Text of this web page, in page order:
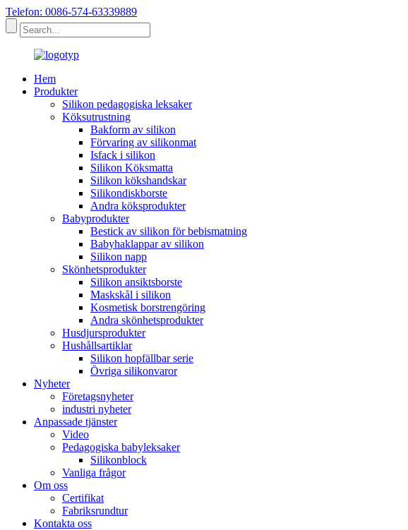
Telefon: 0086-574-63339889
Hem
Produkter
Silikon pedagogiska leksaker
Köksutrustning
Bakform av silikon
Förvaring av silikonmat
Isfack i silikon
Silikon Köksmatta
Silikon kökshandskar
Silikondiskborste
Andra köksprodukter
Babyprodukter
Bestick av silikon för bebismatning
Babyhaklappar av silikon
Silikon napp
Skönhetsprodukter
Silikon ansiktsborste
Maskskål i silikon
Kosmetisk borstrengöring
Andra skönhetsprodukter
Husdjursprodukter
Hushållsartiklar
Silikon hopfällbar serie
Övriga silikonvaror
Nyheter
Företagsnyheter
industri nyheter
Anpassade tjänster
Video
Pedagogiska babyleksaker
Silikonblock
Vanliga frågor
Om oss
Certifikat
Fabriksrundtur
Kontakta oss